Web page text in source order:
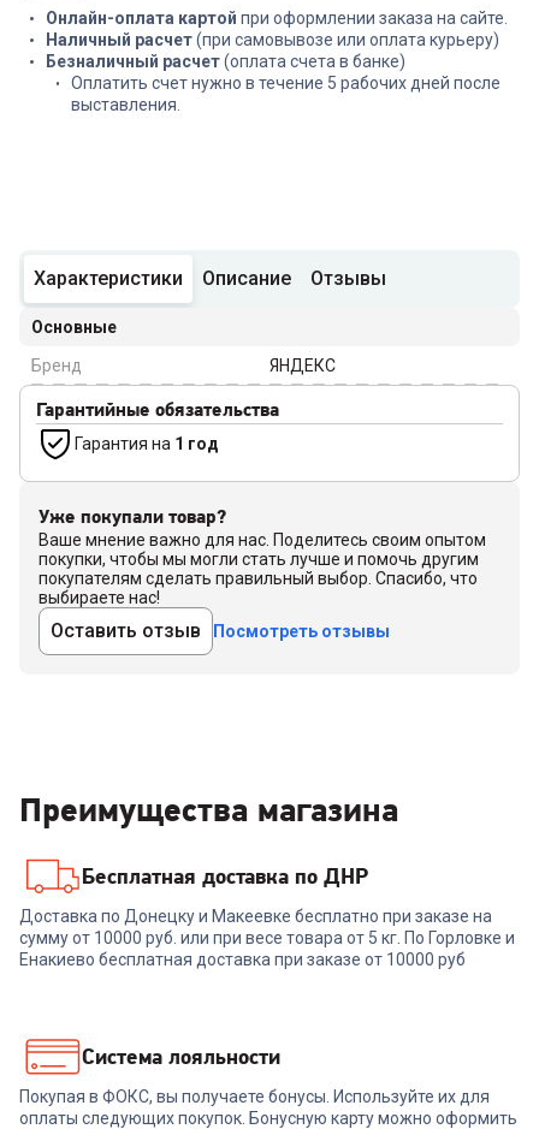
Онлайн-оплата картой при оформлении заказа на сайте.
Наличный расчет(при самовывозе или оплата курьеру)
Безналичный расчет(оплата счета в банке)
Оплатить счет нужно в течение 5 рабочих дней после
выставления.
Характеристики Описание Отзывы
Основные
Бренд
ЯНДЕКС
Гарантийные обязательства
Гарантия на 1 год
Уже покупали товар?
Ваше мнение важно для нас. Поделитесь своим опытом
покупки, чтобы мы могли стать лучше и помочь другим
покупателям сделать правильный выбор. Спасибо, что
выбираете нас!
Оставить отзыв Посмотреть отзывы
Преимущества магазина
Бесплатная доставка по ДНР
Доставка по Донецку и Макеевке бесплатно при заказе на
сумму от 10000 руб. или при весе товара от 5 кг. По Горловке и
Енакиево бесплатная доставка при заказе от 10000 руб
Система лояльности
Покупая в ФОКС, вы получаете бонусы. Используйте их для
оплаты следующих покупок. Бонусную карту можно оформить